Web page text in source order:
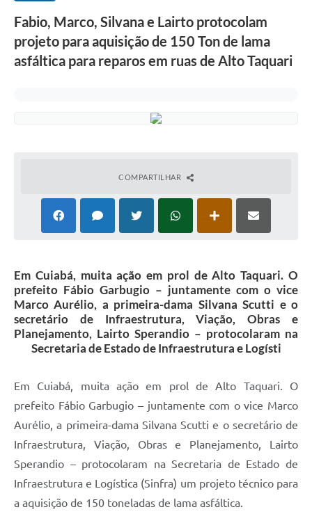
Fabio, Marco, Silvana e Lairto protocolam
projeto para aquisição de 150 Ton de lama
asfáltica para reparos em ruas de Alto Taquari
COMPARTILHAR
Em Cuiabá, muita ação em prol de Alto Taquari. O
prefeito Fábio Garbugio – juntamente com o vice
Marco Aurélio, a primeira-dama Silvana Scutti e o
secretário de Infraestrutura, Viação, Obras e
Planejamento, Lairto Sperandio – protocolaram na
Secretaria de Estado de Infraestrutura e Logísti
Em Cuiabá, muita ação em prol de Alto Taquari. O
prefeito Fábio Garbugio – juntamente com o vice Marco
Aurélio, a primeira-dama Silvana Scutti e o secretário de
Infraestrutura, Viação, Obras e Planejamento, Lairto
Sperandio – protocolaram na Secretaria de Estado de
Infraestrutura e Logística (Sinfra) um projeto técnico para
a aquisição de 150 toneladas de lama asfáltica.